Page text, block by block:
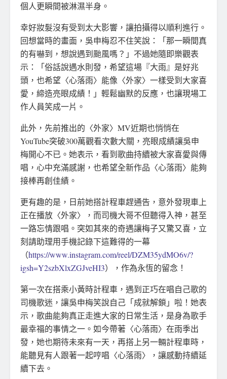
個人更瞬間被淋濕半身。
幸好妝髮沒有受到太大影響，讓拍攝得以順利進行。
回想當時的畫面，吳申梅忍不住笑說：「那一瞬間真
的有嚇到，想說遇到颱風嗎？」不過她隨即樂觀表
示：「俗話說遇水則發，希望這場『大雨』是好兆
頭，也希望〈心落雨〉能像〈外家〉一樣受到大家喜
愛，締造亮眼成績！」輕鬆幽默的反應，也讓現場工
作人員笑成一片。
此外，先前推出的〈外家〉MV近期也悄悄在
YouTube突破300萬觀看次數大關，亮眼成績讓吳申
梅開心不已。她表示，看到歌曲持續被大家喜愛與傳
唱，心中充滿感謝，也希望全新作品〈心落雨〉能夠
接棒再創佳績。
更有趣的是，日前她搭計程車趕通告，意外發現車上
正在播放〈外家〉，而司機大哥不但聽得入神，甚至
一路忘情跟唱。突如其來的奇遇讓梅子又驚又喜，立
刻請助理用手機記錄下這難得的一幕
（https://www.instagram.com/reel/DZM35ydMO6v/?
igsh=Y2szbXlxZGJveHI3），作為永恆的留念！
第一次在搭乘小黃時計程車，遇到正巧在唱自己歌的
司機歌迷，讓吳申梅笑說自己「成就解鎖」啦！她表
示，歌曲能夠真正走進大家的日常生活，是身為歌手
最幸福的事情之一。如今帶著〈心落雨〉在雨季出
發，她也期待未來有一天，再搭上另一輛計程車時，
能聽見有人跟著一起哼唱〈心落雨〉，讓感動持續延
續下去。